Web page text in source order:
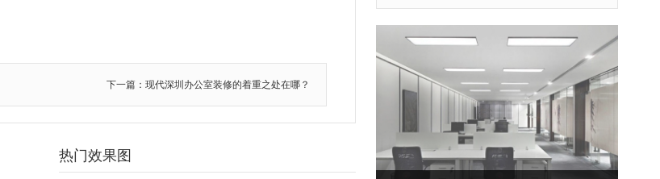
下一篇：现代深圳办公室装修的着重之处在哪？
热门效果图